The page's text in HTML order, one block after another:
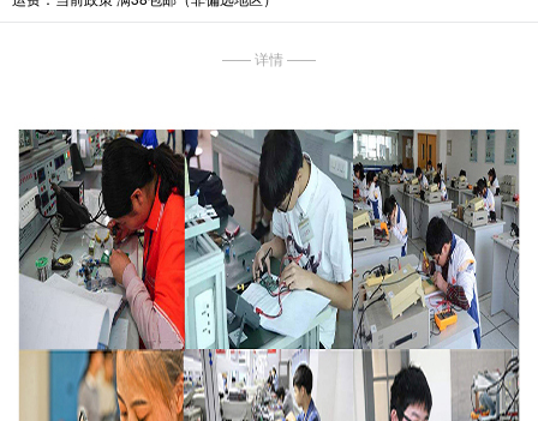
—— 详情 ——